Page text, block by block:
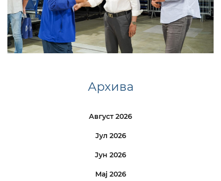
Архива
Август 2026
Јул 2026
Јун 2026
Мај 2026